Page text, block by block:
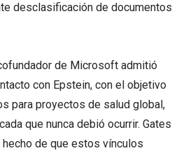
desclasificación de documentos
de Microsoft admitió
con Epstein, con el objetivo
para proyectos de salud global,
que nunca debió ocurrir. Gates
de que estos vínculos